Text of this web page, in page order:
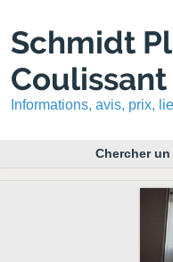
Schmidt
Coulissant
Informations, avis, prix,
Chercher